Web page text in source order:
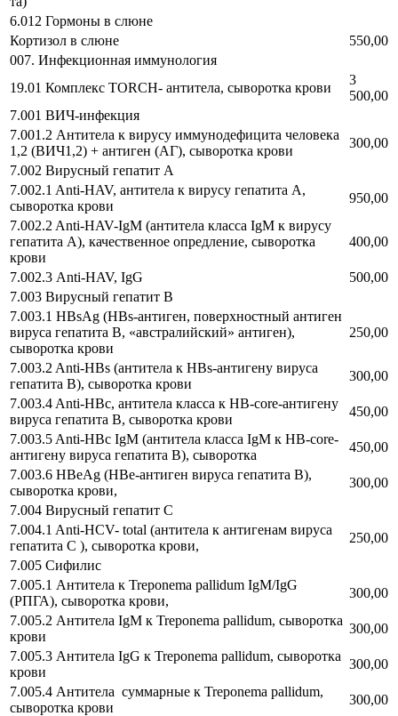
6.012 Гормоны в слюне
Кортизол в слюне
550,00
007. Инфекционная иммунология
19.01 Комплекс TORCH- антитела, сыворотка крови
3
500,00
7.001 ВИЧ-инфекция
7.001.2 Антитела к вирусу иммунодефицита человека
1,2 (ВИЧ1,2) + антиген (АГ), сыворотка крови
300,00
7.002 Вирусный гепатит А
7.002.1 Anti-HAV, антитела к вирусу гепатита А,
сыворотка крови
950,00
7.002.2 Anti-HAV-IgM (антитела класса IgM к вирусу
гепатита А), качественное опредление, сыворотка
крови
400,00
7.002.3 Аnti-HAV, IgG
500,00
7.003 Вирусный гепатит В
7.003.1 HBsAg (HBs-антиген, поверхностный антиген
вируса гепатита B, «австралийский» антиген),
сыворотка крови
250,00
7.003.2 Anti-HBs (антитела к HBs-антигену вируса
гепатита B), сыворотка крови
300,00
7.003.4 Anti-HBс, антитела класса к HB-core-антигену
вируса гепатита B, сыворотка крови
450,00
7.003.5 Anti-HBс IgМ (антитела класса IgМ к HB-core-
антигену вируса гепатита B), сыворотка
450,00
7.003.6 HBеAg (HBе-антиген вируса гепатита В),
сыворотка крови,
300,00
7.004 Вирусный гепатит С
7.004.1 Anti-HCV- total (антитела к антигенам вируса
гепатита C ), сыворотка крови,
250,00
7.005 Сифилис
7.005.1 Антитела к Treponema pallidum IgM/IgG
(РПГА), сыворотка крови,
300,00
7.005.2 Антитела IgM к Treponema pallidum, сыворотка
крови
300,00
7.005.3 Антитела IgG к Treponema pallidum, сыворотка
крови
300,00
7.005.4 Антитела суммарные к Treponema pallidum,
сыворотка крови
300,00